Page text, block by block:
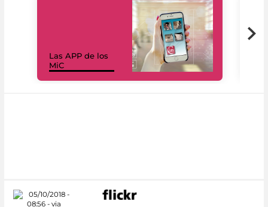
Las APP de los
MiC